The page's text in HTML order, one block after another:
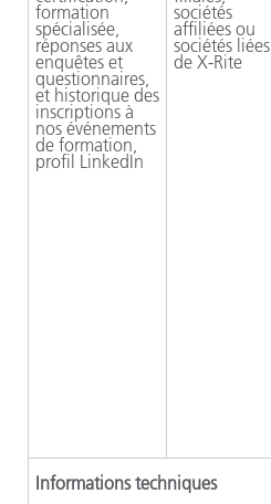
formation
spécialisée,
réponses aux
enquêtes et
questionnaires,
et historique des
inscriptions à
nos événements
de formation,
profil LinkedIn
sociétés
affiliées ou
sociétés liées
de X-Rite
Informations techniques